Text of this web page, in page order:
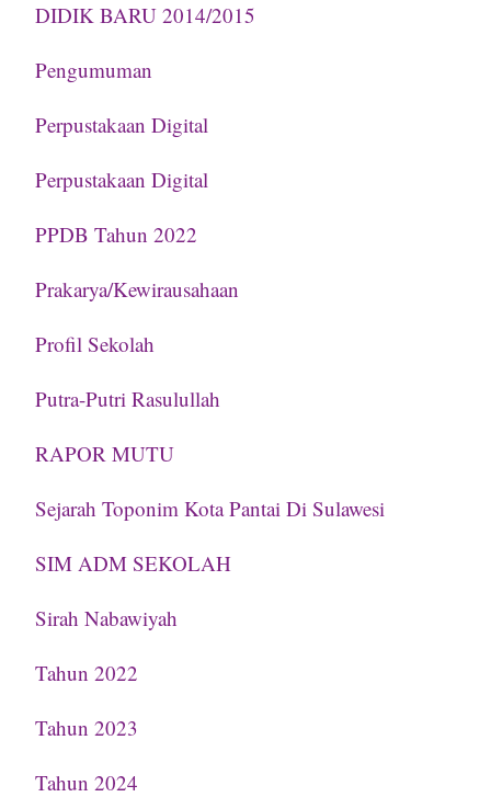
DIDIK BARU 2014/2015
Pengumuman
Perpustakaan Digital
Perpustakaan Digital
PPDB Tahun 2022
Prakarya/Kewirausahaan
Profil Sekolah
Putra-Putri Rasulullah
RAPOR MUTU
Sejarah Toponim Kota Pantai Di Sulawesi
SIM ADM SEKOLAH
Sirah Nabawiyah
Tahun 2022
Tahun 2023
Tahun 2024